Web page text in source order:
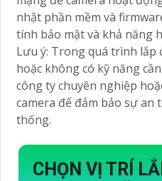
nhật phần mềm và
tính bảo mật và khả năng
Lưu ý: Trong quá trình
hoặc không có kỹ năng
công ty chuyên nghiệp
camera để đảm bảo sự an
thống.
CHỌN VỊ TRÍ